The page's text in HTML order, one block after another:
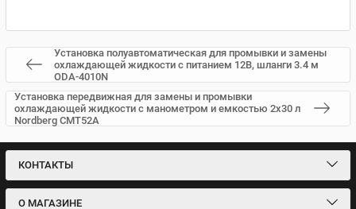
Установка полуавтоматическая для промывки и замены
охлаждающей жидкости с питанием 12В, шланги 3.4 м
ODA-4010N
Установка передвижная для замены и промывки
охлаждающей жидкости с манометром и емкостью 2х30 л
Nordberg CMT52A
КОНТАКТЫ
О МАГАЗИНЕ